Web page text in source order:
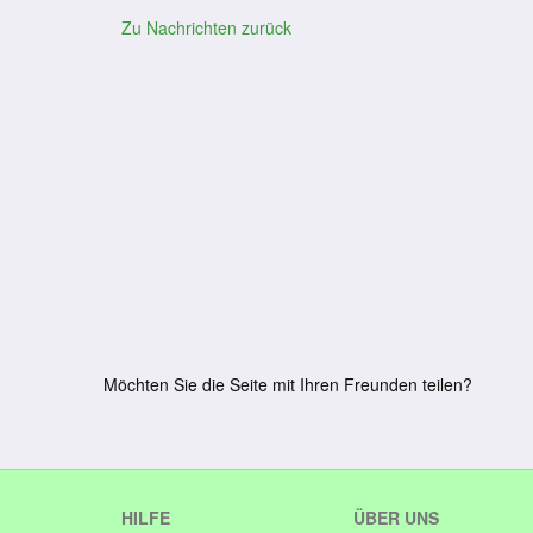
Zu Nachrichten zurück
Möchten Sie die Seite mit Ihren Freunden teilen?
HILFE ÜBER UNS